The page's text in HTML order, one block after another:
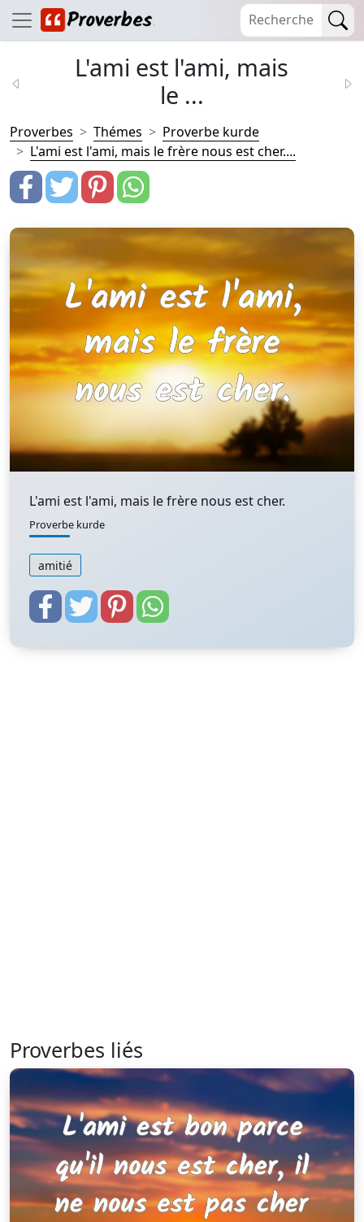
L'ami est l'ami, mais
le ...
Proverbes Thémes
Proverbe kurde
L'ami est l'ami, mais le frère nous est cher....
L'ami est l'ami, mais le frère nous est cher.
Proverbe kurde
amitié
Proverbes liés